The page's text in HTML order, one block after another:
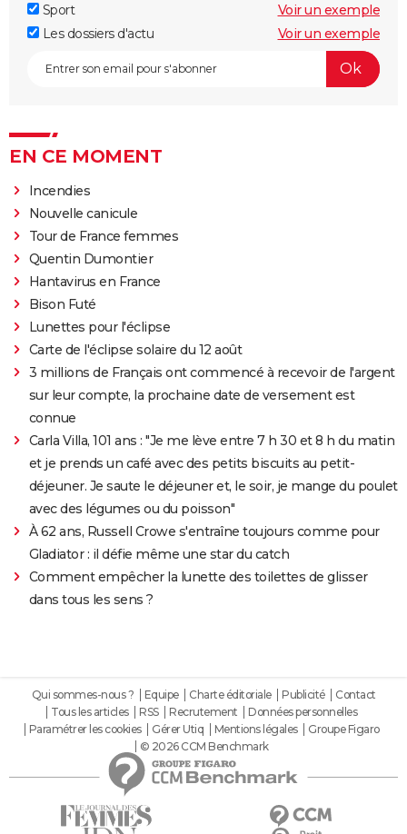
Sport
Voir un exemple
Les dossiers d'actu
Voir un exemple
EN CE MOMENT
Incendies
Nouvelle canicule
Tour de France femmes
Quentin Dumontier
Hantavirus en France
Bison Futé
Lunettes pour l'éclipse
Carte de l'éclipse solaire du 12 août
3 millions de Français ont commencé à recevoir de l'argent
sur leur compte, la prochaine date de versement est
connue
Carla Villa, 101 ans : "Je me lève entre 7 h 30 et 8 h du matin
et je prends un café avec des petits biscuits au petit-
déjeuner. Je saute le déjeuner et, le soir, je mange du poulet
avec des légumes ou du poisson"
À 62 ans, Russell Crowe s'entraîne toujours comme pour
Gladiator : il défie même une star du catch
Comment empêcher la lunette des toilettes de glisser
dans tous les sens ?
Qui sommes-nous ? Equipe Charte éditoriale Publicité
Contact
Tous les articles
RSS Recrutement
Données personnelles
Paramétrer les cookies
Gérer Utiq Mentions légales
Groupe Figaro
© 2026 CCM Benchmark